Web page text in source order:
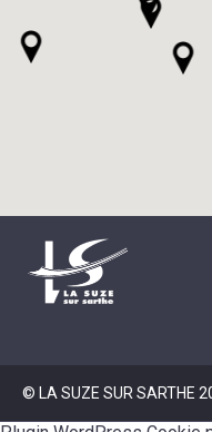
© LA SUZE SUR SARTHE